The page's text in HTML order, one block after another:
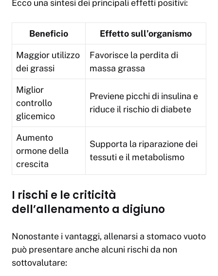
Ecco una sintesi dei principali effetti positivi:
Beneficio Effetto sull’organismo
Maggior utilizzo
dei grassi
Favorisce la perdita di
massa grassa
Miglior
controllo
glicemico
Previene picchi di insulina e
riduce il rischio di diabete
Aumento
ormone della
crescita
Supporta la riparazione dei
tessuti e il metabolismo
I rischi e le criticità
dell’allenamento a digiuno
Nonostante i vantaggi, allenarsi a stomaco vuoto
può presentare anche alcuni rischi da non
sottovalutare: